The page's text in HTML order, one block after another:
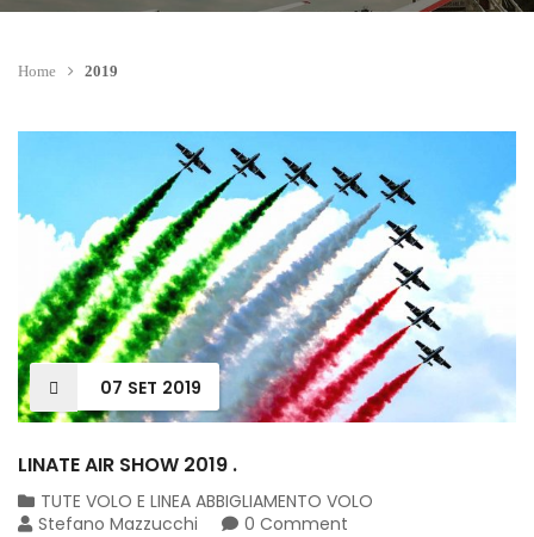
Home 2019
07 SET 2019
LINATE AIR SHOW 2019 .
TUTE VOLO E LINEA ABBIGLIAMENTO VOLO
Stefano Mazzucchi
0 Comment